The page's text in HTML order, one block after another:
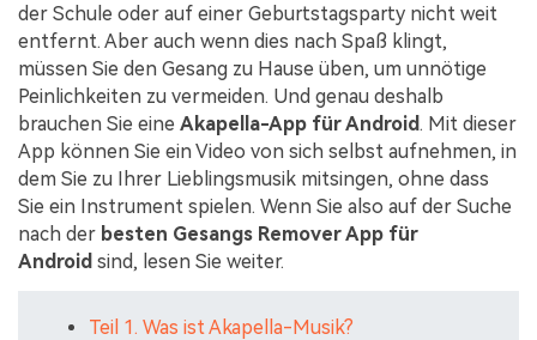
der Schule oder auf einer Geburtstagsparty nicht weit
entfernt. Aber auch wenn dies nach Spaß klingt,
müssen Sie den Gesang zu Hause üben, um unnötige
Peinlichkeiten zu vermeiden. Und genau deshalb
brauchen Sie eine Akapella-App für Android . Mit dieser
App können Sie ein Video von sich selbst aufnehmen, in
dem Sie zu Ihrer Lieblingsmusik mitsingen, ohne dass
Sie ein Instrument spielen. Wenn Sie also auf der Suche
nach der besten Gesangs Remover App für
Android sind, lesen Sie weiter.
Teil 1. Was ist Akapella-Musik?